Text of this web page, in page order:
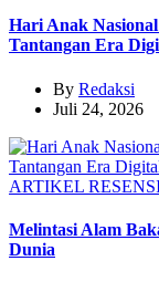
Hari Anak
Tantangan Era
By Redaksi
Juli 24, 2026
ARTIKEL
Melintasi Alam
Dunia